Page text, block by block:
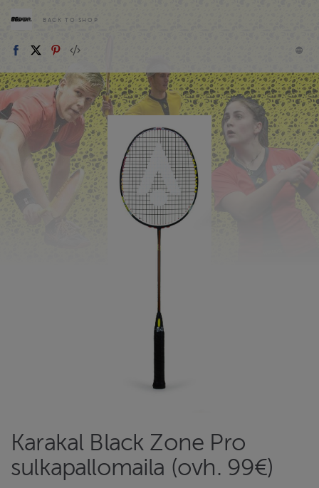
BACK TO SHOP
Karakal Black Zone Pro
sulkapallomaila (ovh. 99€)